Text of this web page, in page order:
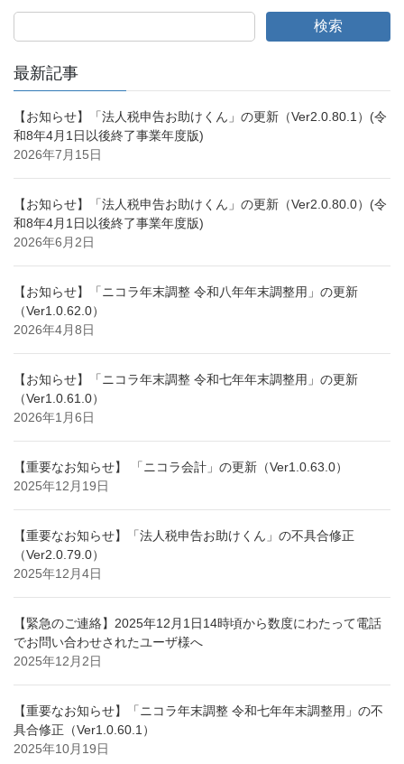
検索
最新記事
【お知らせ】「法人税申告お助けくん」の更新（Ver2.0.80.1）(令
和8年4月1日以後終了事業年度版)
2026年7月15日
【お知らせ】「法人税申告お助けくん」の更新（Ver2.0.80.0）(令
和8年4月1日以後終了事業年度版)
2026年6月2日
【お知らせ】「ニコラ年末調整 令和八年年末調整用」の更新
（Ver1.0.62.0）
2026年4月8日
【お知らせ】「ニコラ年末調整 令和七年年末調整用」の更新
（Ver1.0.61.0）
2026年1月6日
【重要なお知らせ】 「ニコラ会計」の更新（Ver1.0.63.0）
2025年12月19日
【重要なお知らせ】「法人税申告お助けくん」の不具合修正
（Ver2.0.79.0）
2025年12月4日
【緊急のご連絡】2025年12月1日14時頃から数度にわたって電話
でお問い合わせされたユーザ様へ
2025年12月2日
【重要なお知らせ】「ニコラ年末調整 令和七年年末調整用」の不
具合修正（Ver1.0.60.1）
2025年10月19日